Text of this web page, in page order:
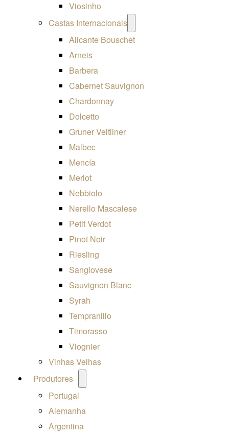
Viosinho
Castas Internacionais
menu
Alicante Bouschet
Arneis
Barbera
Cabernet Sauvignon
Chardonnay
Dolcetto
Gruner Veltliner
Malbec
Mencía
Merlot
Nebbiolo
Nerello Mascalese
Petit Verdot
Pinot Noir
Riesling
Sangiovese
Sauvignon Blanc
Syrah
Tempranillo
Timorasso
Viognier
Vinhas Velhas
Produtores
Portugal
Alemanha
Argentina